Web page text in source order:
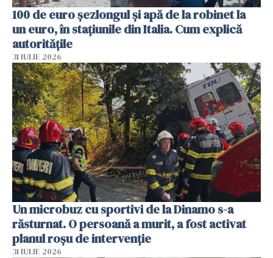
100 de euro șezlongul și apă de la robinet la
un euro, în stațiunile din Italia. Cum explică
autoritățile
31 IULIE 2026
Un microbuz cu sportivi de la Dinamo s-a
răsturnat. O persoană a murit, a fost activat
planul roșu de intervenție
31 IULIE 2026